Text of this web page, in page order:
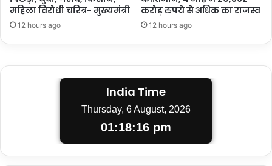
महिला विरोधी चरित्र- मुख्यमंत्री
12 hours ago
करोड़ रुपये से अधिक का राजस्व
12 hours ago
India Time
Thursday, 6 August, 2026
01:18:16 pm